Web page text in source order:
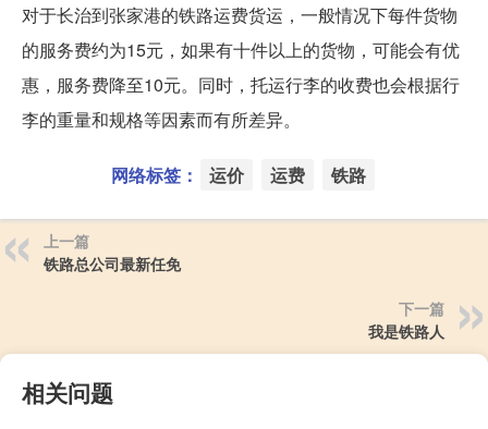
对于长治到张家港的铁路运费货运，一般情况下每件货物
的服务费约为15元，如果有十件以上的货物，可能会有优
惠，服务费降至10元。同时，托运行李的收费也会根据行
李的重量和规格等因素而有所差异。
网络标签： 运价 运费 铁路
上一篇
铁路总公司最新任免
下一篇
我是铁路人
相关问题